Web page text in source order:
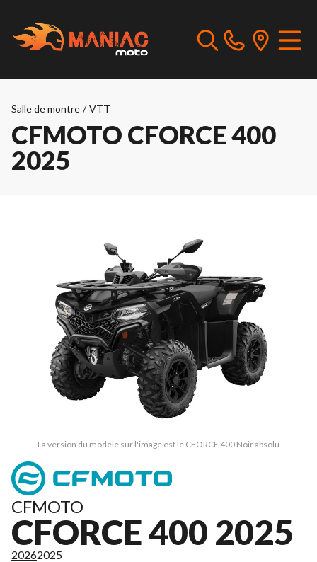
Salle de montre / VTT
CFMOTO CFORCE 400
2025
La version du modèle sur l'image est le CFORCE 400 Noir absolu
CFMOTO
CFORCE 400 2025
20262025